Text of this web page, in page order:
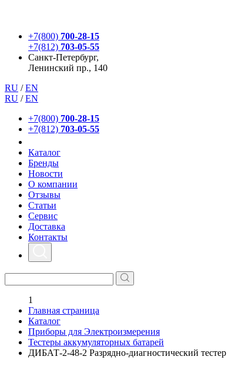
+7(800) 700-28-15
+7(812) 703-05-55
Санкт-Петербург,
Ленинский пр., 140
RU / EN
RU / EN
+7(800) 700-28-15
+7(812) 703-05-55
Каталог
Бренды
Новости
О компании
Отзывы
Статьи
Сервис
Доставка
Контакты
1
Главная страница
Каталог
Приборы для Электроизмерения
Тестеры аккумуляторных батарей
ДИБАТ-2-48-2 Разрядно-диагностический